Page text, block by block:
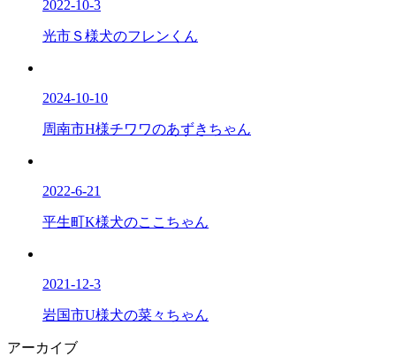
2022-10-3
光市Ｓ様犬のフレンくん
2024-10-10
周南市H様チワワのあずきちゃん
2022-6-21
平生町K様犬のここちゃん
2021-12-3
岩国市U様犬の菜々ちゃん
アーカイブ